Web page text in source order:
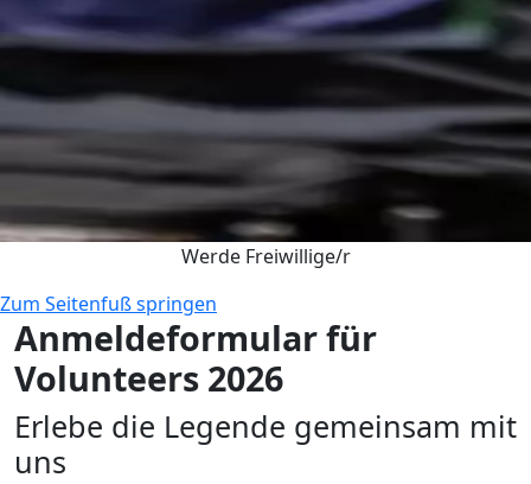
Werde Freiwillige/r
Zum Seitenfuß springen
Anmeldeformular für
Volunteers 2026
Erlebe die Legende gemeinsam mit
uns